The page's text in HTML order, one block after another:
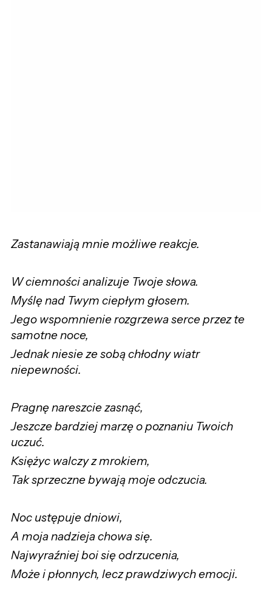
Zastanawiają mnie możliwe reakcje.
W ciemności analizuje Twoje słowa.
Myślę nad Twym ciepłym głosem.
Jego wspomnienie rozgrzewa serce przez te
samotne noce,
Jednak niesie ze sobą chłodny wiatr
niepewności.
Pragnę nareszcie zasnąć,
Jeszcze bardziej marzę o poznaniu Twoich
uczuć.
Księżyc walczy z mrokiem,
Tak sprzeczne bywają moje odczucia.
Noc ustępuje dniowi,
A moja nadzieja chowa się.
Najwyraźniej boi się odrzucenia,
Może i płonnych, lecz prawdziwych emocji.